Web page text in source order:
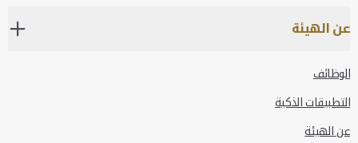
عن الهيئة
الوظائف
التطبيقات الذكية
عن الهيئة